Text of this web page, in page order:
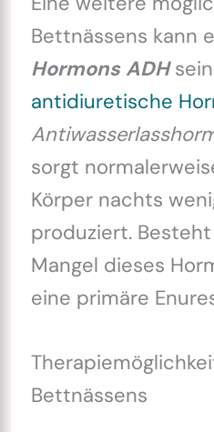
Bettnässens kann
Hormons ADH
antidiuretische
sorgt
Körper nachts
produziert.
Mangel dieses
eine primäre
Bettnässens